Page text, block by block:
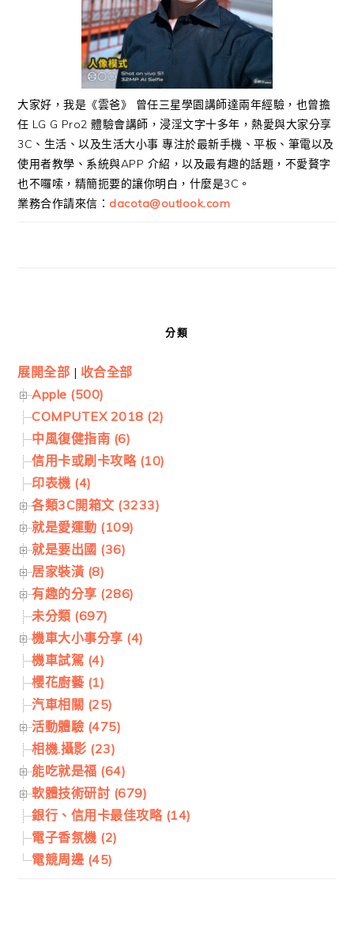
大家好，我是《雲爸》 曾任三星學園講師達兩年經驗，也曾擔
任 LG G Pro2 體驗會講師，浸淫文字十多年，熱愛與大家分享
3C、生活、以及生活大小事 專注於最新手機、平板、筆電以及
使用者教學、系統與APP 介紹，以及最有趣的話題，不愛贅字
也不囉嗦，精簡扼要的讓你明白，什麼是3C。
業務合作請來信： dacota@outlook.com
分類
展開全部 | 收合全部
Apple (500)
COMPUTEX 2018 (2)
中風復健指南 (6)
信用卡或刷卡攻略 (10)
印表機 (4)
各類3C開箱文 (3233)
就是愛運動 (109)
就是要出國 (36)
居家裝潢 (8)
有趣的分享 (286)
未分類 (697)
機車大小事分享 (4)
機車試駕 (4)
櫻花廚藝 (1)
汽車相關 (25)
活動體驗 (475)
相機.攝影 (23)
能吃就是福 (64)
軟體技術研討 (679)
銀行、信用卡最佳攻略 (14)
電子香氛機 (2)
電競周邊 (45)